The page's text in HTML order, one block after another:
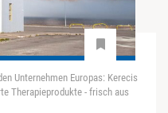
Unternehmen Europas: Kerecis
Therapieprodukte - frisch aus